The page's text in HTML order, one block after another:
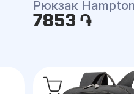
Рюкзак
7853 ֏